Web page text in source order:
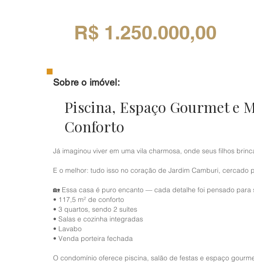
R$ 1.250.000,00
Sobre o imóvel:
Piscina, Espaço Gourmet e
Conforto
Já imaginou viver em uma vila charmosa, onde seus filhos
E o melhor: tudo isso no coração de Jardim Camburi,
🏡 Essa casa é puro encanto — cada detalhe foi pensado para
• 117,5 m² de conforto
• 3 quartos, sendo 2 suítes
• Salas e cozinha integradas
• Lavabo
• Venda porteira fechada
O condomínio oferece piscina, salão de festas e espaço